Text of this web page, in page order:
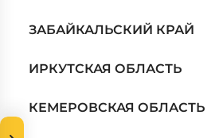
ЗАБАЙКАЛЬСКИЙ КРАЙ
ИРКУТСКАЯ ОБЛАСТЬ
КЕМЕРОВСКАЯ ОБЛАСТЬ